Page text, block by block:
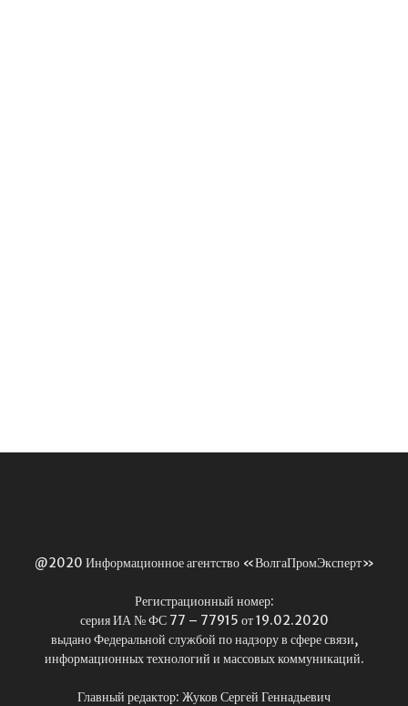
@2020 Информационное агентство «ВолгаПромЭксперт»
Регистрационный номер:
серия ИА № ФС 77 – 77915 от 19.02.2020
выдано Федеральной службой по надзору в сфере связи,
информационных технологий и массовых коммуникаций.
Главный редактор: Жуков Сергей Геннадьевич